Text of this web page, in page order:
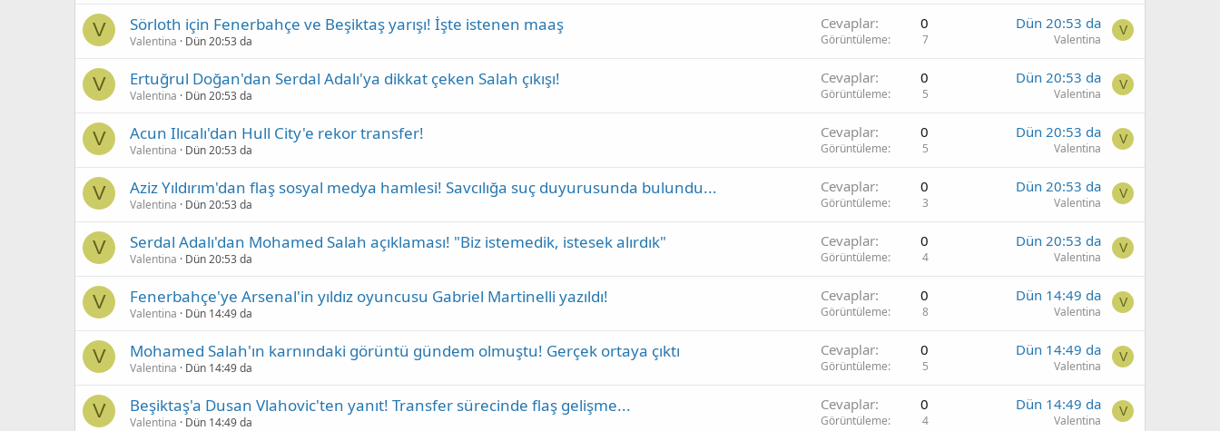
V Sörloth için Fenerbahçe ve Beşiktaş yarışı! İşte istenen maaş
Valentina Dün 20:53 da
Cevaplar 0
Görüntüleme 7
Dün 20:53 da
Valentina
V
V Ertuğrul Doğan'dan Serdal Adalı'ya dikkat çeken Salah çıkışı!
Valentina Dün 20:53 da
Cevaplar 0
Görüntüleme 5
Dün 20:53 da
Valentina
V
V Acun Ilıcalı'dan Hull City'e rekor transfer!
Valentina Dün 20:53 da
Cevaplar 0
Görüntüleme 5
Dün 20:53 da
Valentina
V
V Aziz Yıldırım'dan flaş sosyal medya hamlesi! Savcılığa suç duyurusunda bulundu...
Valentina Dün 20:53 da
Cevaplar 0
Görüntüleme 3
Dün 20:53 da
Valentina
V
V Serdal Adalı'dan Mohamed Salah açıklaması! "Biz istemedik, istesek alırdık"
Valentina Dün 20:53 da
Cevaplar 0
Görüntüleme 4
Dün 20:53 da
Valentina
V
V Fenerbahçe'ye Arsenal'in yıldız oyuncusu Gabriel Martinelli yazıldı!
Valentina Dün 14:49 da
Cevaplar 0
Görüntüleme 8
Dün 14:49 da
Valentina
V
V Mohamed Salah'ın karnındaki görüntü gündem olmuştu! Gerçek ortaya çıktı
Valentina Dün 14:49 da
Cevaplar 0
Görüntüleme 5
Dün 14:49 da
Valentina
V
V Beşiktaş'a Dusan Vlahovic'ten yanıt! Transfer sürecinde flaş gelişme...
Valentina Dün 14:49 da
Cevaplar 0
Görüntüleme 4
Dün 14:49 da
Valentina
V